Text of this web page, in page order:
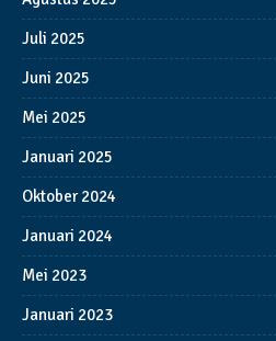
Juli 2025
Juni 2025
Mei 2025
Januari 2025
Oktober 2024
Januari 2024
Mei 2023
Januari 2023